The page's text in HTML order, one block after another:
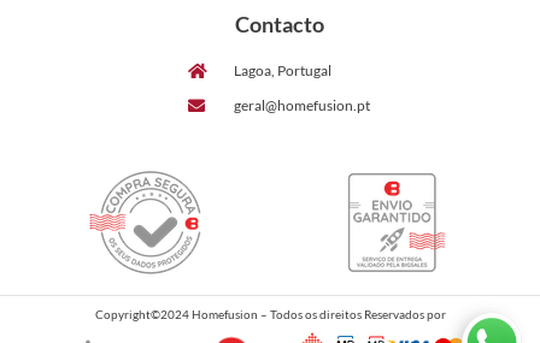
Contacto
Lagoa, Portugal
geral@homefusion.pt
Copyright©2024 Homefusion – Todos os direitos Reservados por